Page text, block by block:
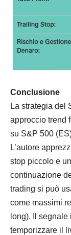
Conclusione
La strategia del
approccio trend
su S&P 500
L’autore
stop piccolo e
continuazione
trading si può
come massimi
long). Il
temporizzare il